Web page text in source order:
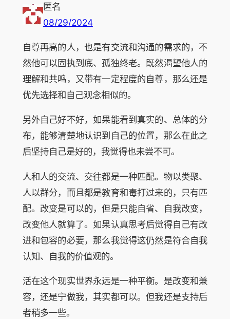
匿名
08/29/2024
自尊再高的人，也是有交流和沟通的需求的，不
然他可以固执到底、孤独终老。既然渴望他人的
理解和共鸣，又带有一定程度的自尊，那么还是
优先选择和自己观念相似的。
另外自己好不好，如果能看到真实的、总体的分
布，能够清楚地认识到自己的位置，那么在此之
后坚持自己是好的，我觉得也未尝不可。
人和人的交流、交往都是一种匹配。物以类聚、
人以群分，而且都是教育和毒打过来的，只有匹
配。改变是可以的，但是只能自省、自我改变，
改变他人就算了。如果认真思考后觉得自己有改
进和包容的必要，那么我觉得这仍然是符合自我
认知、自我的价值观的。
活在这个现实世界永远是一种平衡。是改变和兼
容，还是宁做我，其实都可以。但我还是支持后
者稍多一些。